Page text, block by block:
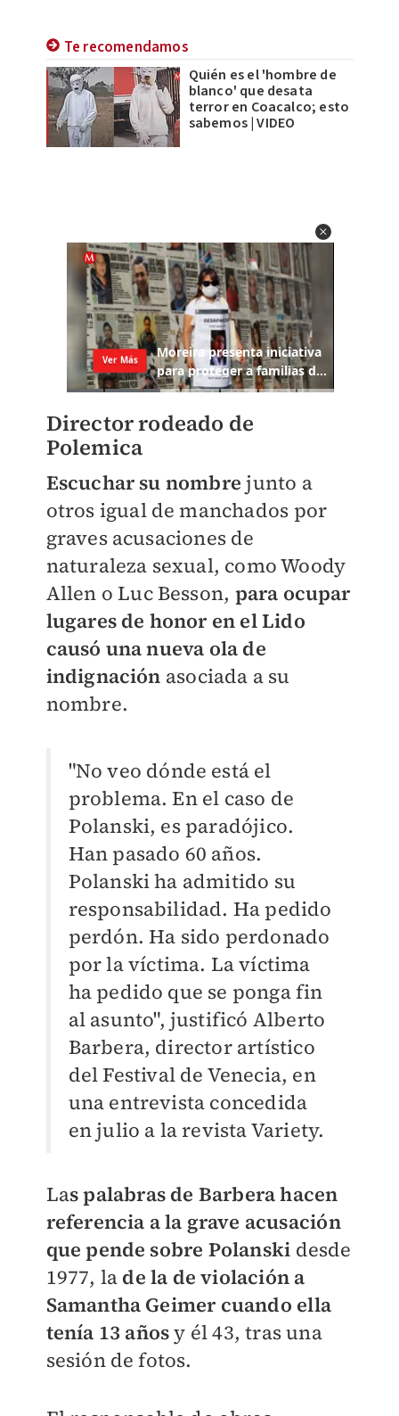
Te recomendamos
Quién es el 'hombre de
blanco' que desata
terror en Coacalco; esto
sabemos | VIDEO
Director rodeado de
Polemica
Escuchar su nombre junto a
otros igual de manchados por
graves acusaciones de
naturaleza sexual, como Woody
Allen o Luc Besson, para ocupar
lugares de honor en el Lido
causó una nueva ola de
indignación asociada a su
nombre.
"No veo dónde está el
problema. En el caso de
Polanski, es paradójico.
Han pasado 60 años.
Polanski ha admitido su
responsabilidad. Ha pedido
perdón. Ha sido perdonado
por la víctima. La víctima
ha pedido que se ponga fin
al asunto", justificó Alberto
Barbera, director artístico
del Festival de Venecia, en
una entrevista concedida
en julio a la revista Variety.
Las palabras de Barbera hacen
referencia a la grave acusación
que pende sobre Polanski desde
1977, la de la de violación a
Samantha Geimer cuando ella
tenía 13 añosy él 43, tras una
sesión de fotos.